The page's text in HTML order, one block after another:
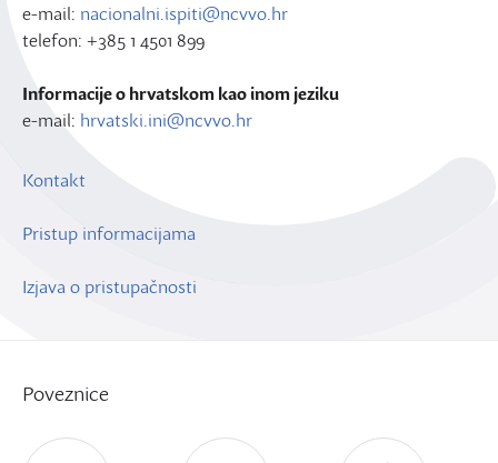
e-mail: nacionalni.ispiti@ncvvo.hr
telefon: +385 1 4501 899
Informacije o hrvatskom kao inom jeziku
e-mail: hrvatski.ini@ncvvo.hr
Kontakt
Pristup informacijama
Izjava o pristupačnosti
Poveznice